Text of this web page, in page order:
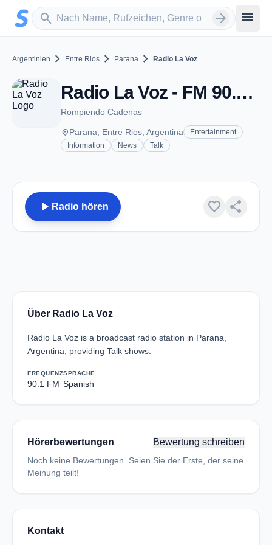
Zum Hauptinhalt springen
search
Sender suchen arrow_forward menu
Argentinien chevron_right Entre Rios chevron_right Parana chevron_right Radio La Voz
Radio La Voz - FM 90.1 - Parana
Rompiendo Cadenas
placeParana, Entre Rios, Argentina
Entertainment
Information
News Talk
play_arrow Radio hören favorite share
Über Radio La Voz
Radio La Voz is a broadcast radio station in Parana,
Argentina, providing Talk shows.
FREQUENZ
90.1 FM
SPRACHE
Spanish
Hörerbewertungen Bewertung schreiben
Noch keine Bewertungen. Seien Sie der Erste, der seine
Meinung teilt!
Kontakt